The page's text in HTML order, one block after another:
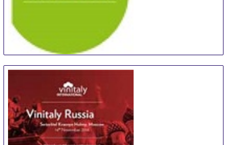
19 Oct-20 Oct